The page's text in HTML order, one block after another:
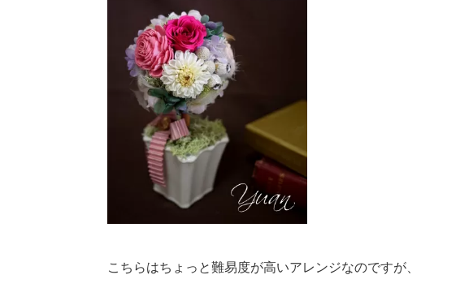
こちらはちょっと難易度が高いアレンジなのですが、